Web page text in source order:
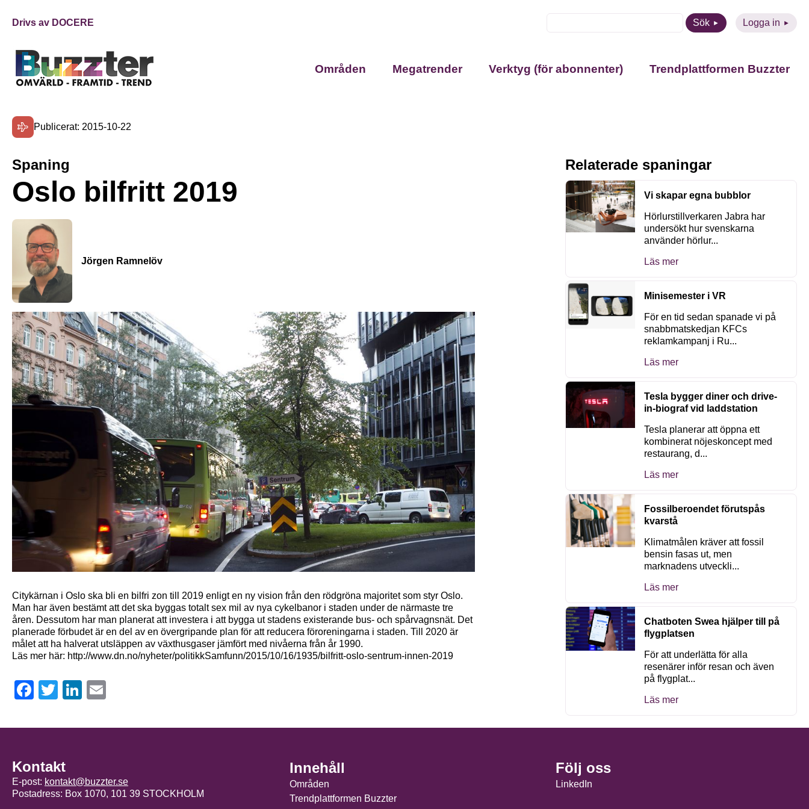
Drivs av DOCERE Sök Logga in
Områden Megatrender Verktyg (för abonnenter) Trendplattformen Buzzter
Publicerat: 2015-10-22
Spaning
Oslo bilfritt 2019
Jörgen Ramnelöv
Citykärnan i Oslo ska bli en bilfri zon till 2019 enligt en ny vision från den rödgröna majoritet som styr Oslo.
Man har även bestämt att det ska byggas totalt sex mil av nya cykelbanor i staden under de närmaste tre
åren. Dessutom har man planerat att investera i att bygga ut stadens existerande bus- och spårvagnsnät. Det
planerade förbudet är en del av en övergripande plan för att reducera föroreningarna i staden. Till 2020 är
målet att ha halverat utsläppen av växthusgaser jämfört med nivåerna från år 1990.
Läs mer här: http://www.dn.no/nyheter/politikkSamfunn/2015/10/16/1935/bilfritt-oslo-sentrum-innen-2019
Facebook
Twitter LinkedIn
Relaterade spaningar
Vi skapar egna bubblor
Hörlurstillverkaren Jabra har
undersökt hur svenskarna
använder hörlur...
Läs mer
Minisemester i VR
För en tid sedan spanade vi på
snabbmatskedjan KFCs
reklamkampanj i Ru...
Läs mer
Tesla bygger diner och drive-
in-biograf vid laddstation
Tesla planerar att öppna ett
kombinerat nöjeskoncept med
restaurang, d...
Läs mer
Fossilberoendet förutspås
kvarstå
Klimatmålen kräver att fossil
bensin fasas ut, men
marknadens utveckli...
Läs mer
Chatboten Swea hjälper till på
flygplatsen
För att underlätta för alla
resenärer inför resan och även
på flygplat...
Läs mer
Kontakt
E-post: kontakt@buzzter.se
Postadress: Box 1070, 101 39 STOCKHOLM
Innehåll
Områden
Trendplattformen Buzzter
Följ oss
LinkedIn